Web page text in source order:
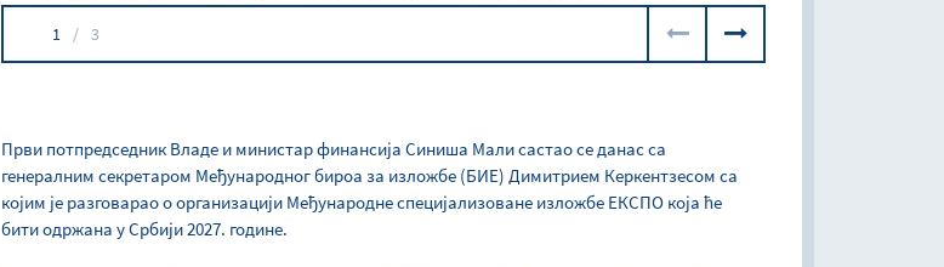
1 / 3
Први потпредседник Владе и министар финансија Синиша Мали састао се данас са
генералним секретаром Међународног бироа за изложбе (БИЕ) Димитрием Керкентзесом са
којим је разговарао о организацији Међународне специјализоване изложбе ЕКСПО која ће
бити одржана у Србији 2027. године.